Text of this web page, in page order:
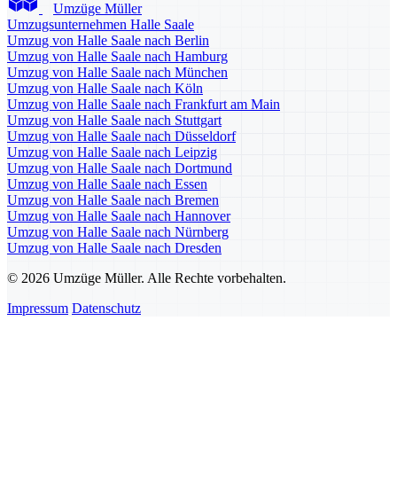
Umzüge Müller
Umzugsunternehmen Halle Saale
Umzug von Halle Saale nach Berlin
Umzug von Halle Saale nach Hamburg
Umzug von Halle Saale nach München
Umzug von Halle Saale nach Köln
Umzug von Halle Saale nach Frankfurt am Main
Umzug von Halle Saale nach Stuttgart
Umzug von Halle Saale nach Düsseldorf
Umzug von Halle Saale nach Leipzig
Umzug von Halle Saale nach Dortmund
Umzug von Halle Saale nach Essen
Umzug von Halle Saale nach Bremen
Umzug von Halle Saale nach Hannover
Umzug von Halle Saale nach Nürnberg
Umzug von Halle Saale nach Dresden
© 2026 Umzüge Müller. Alle Rechte vorbehalten.
Impressum Datenschutz